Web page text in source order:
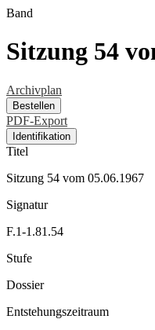
Band
Sitzung 54
Archivplan
Bestellen
PDF-Export
Identifikation
Titel
Sitzung 54 vom 05.06.1967
Signatur
F.1-1.81.54
Stufe
Dossier
Entstehungszeitraum